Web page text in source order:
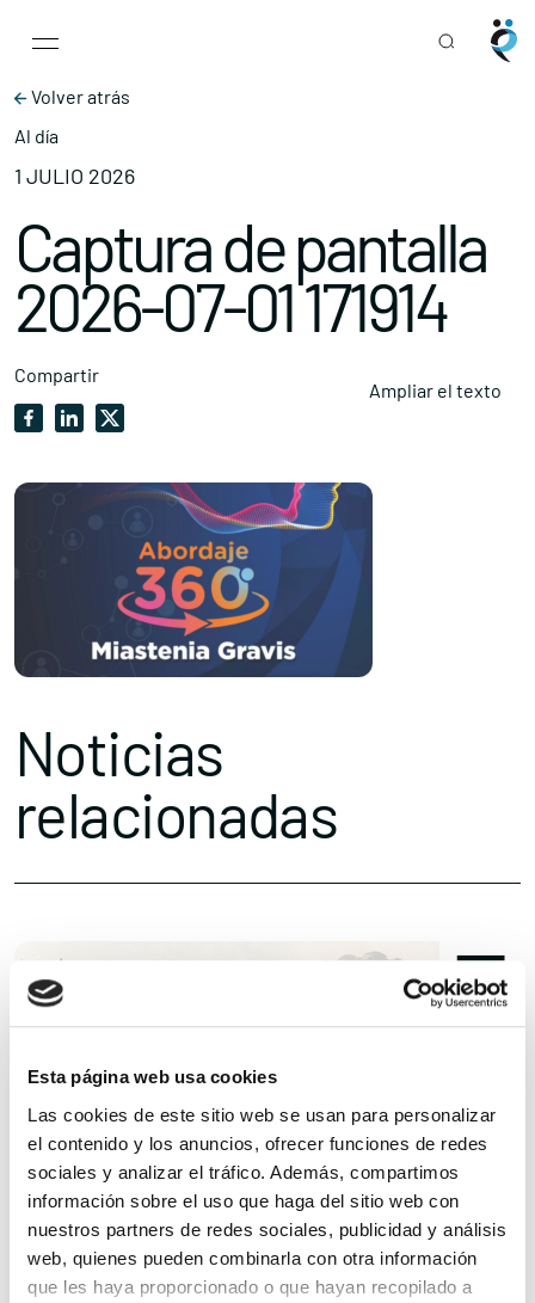
Esta página web usa cookies
Las cookies de este sitio web se usan para personalizar
el contenido y los anuncios, ofrecer funciones de redes
sociales y analizar el tráfico. Además, compartimos
información sobre el uso que haga del sitio web con
nuestros partners de redes sociales, publicidad y análisis
web, quienes pueden combinarla con otra información
que les haya proporcionado o que hayan recopilado a
Main Navigation
Volver atrás
Al día
1 JULIO 2026
Captura de pantalla
2026-07-01 171914
Compartir
Ampliar el texto
Noticias
relacionadas